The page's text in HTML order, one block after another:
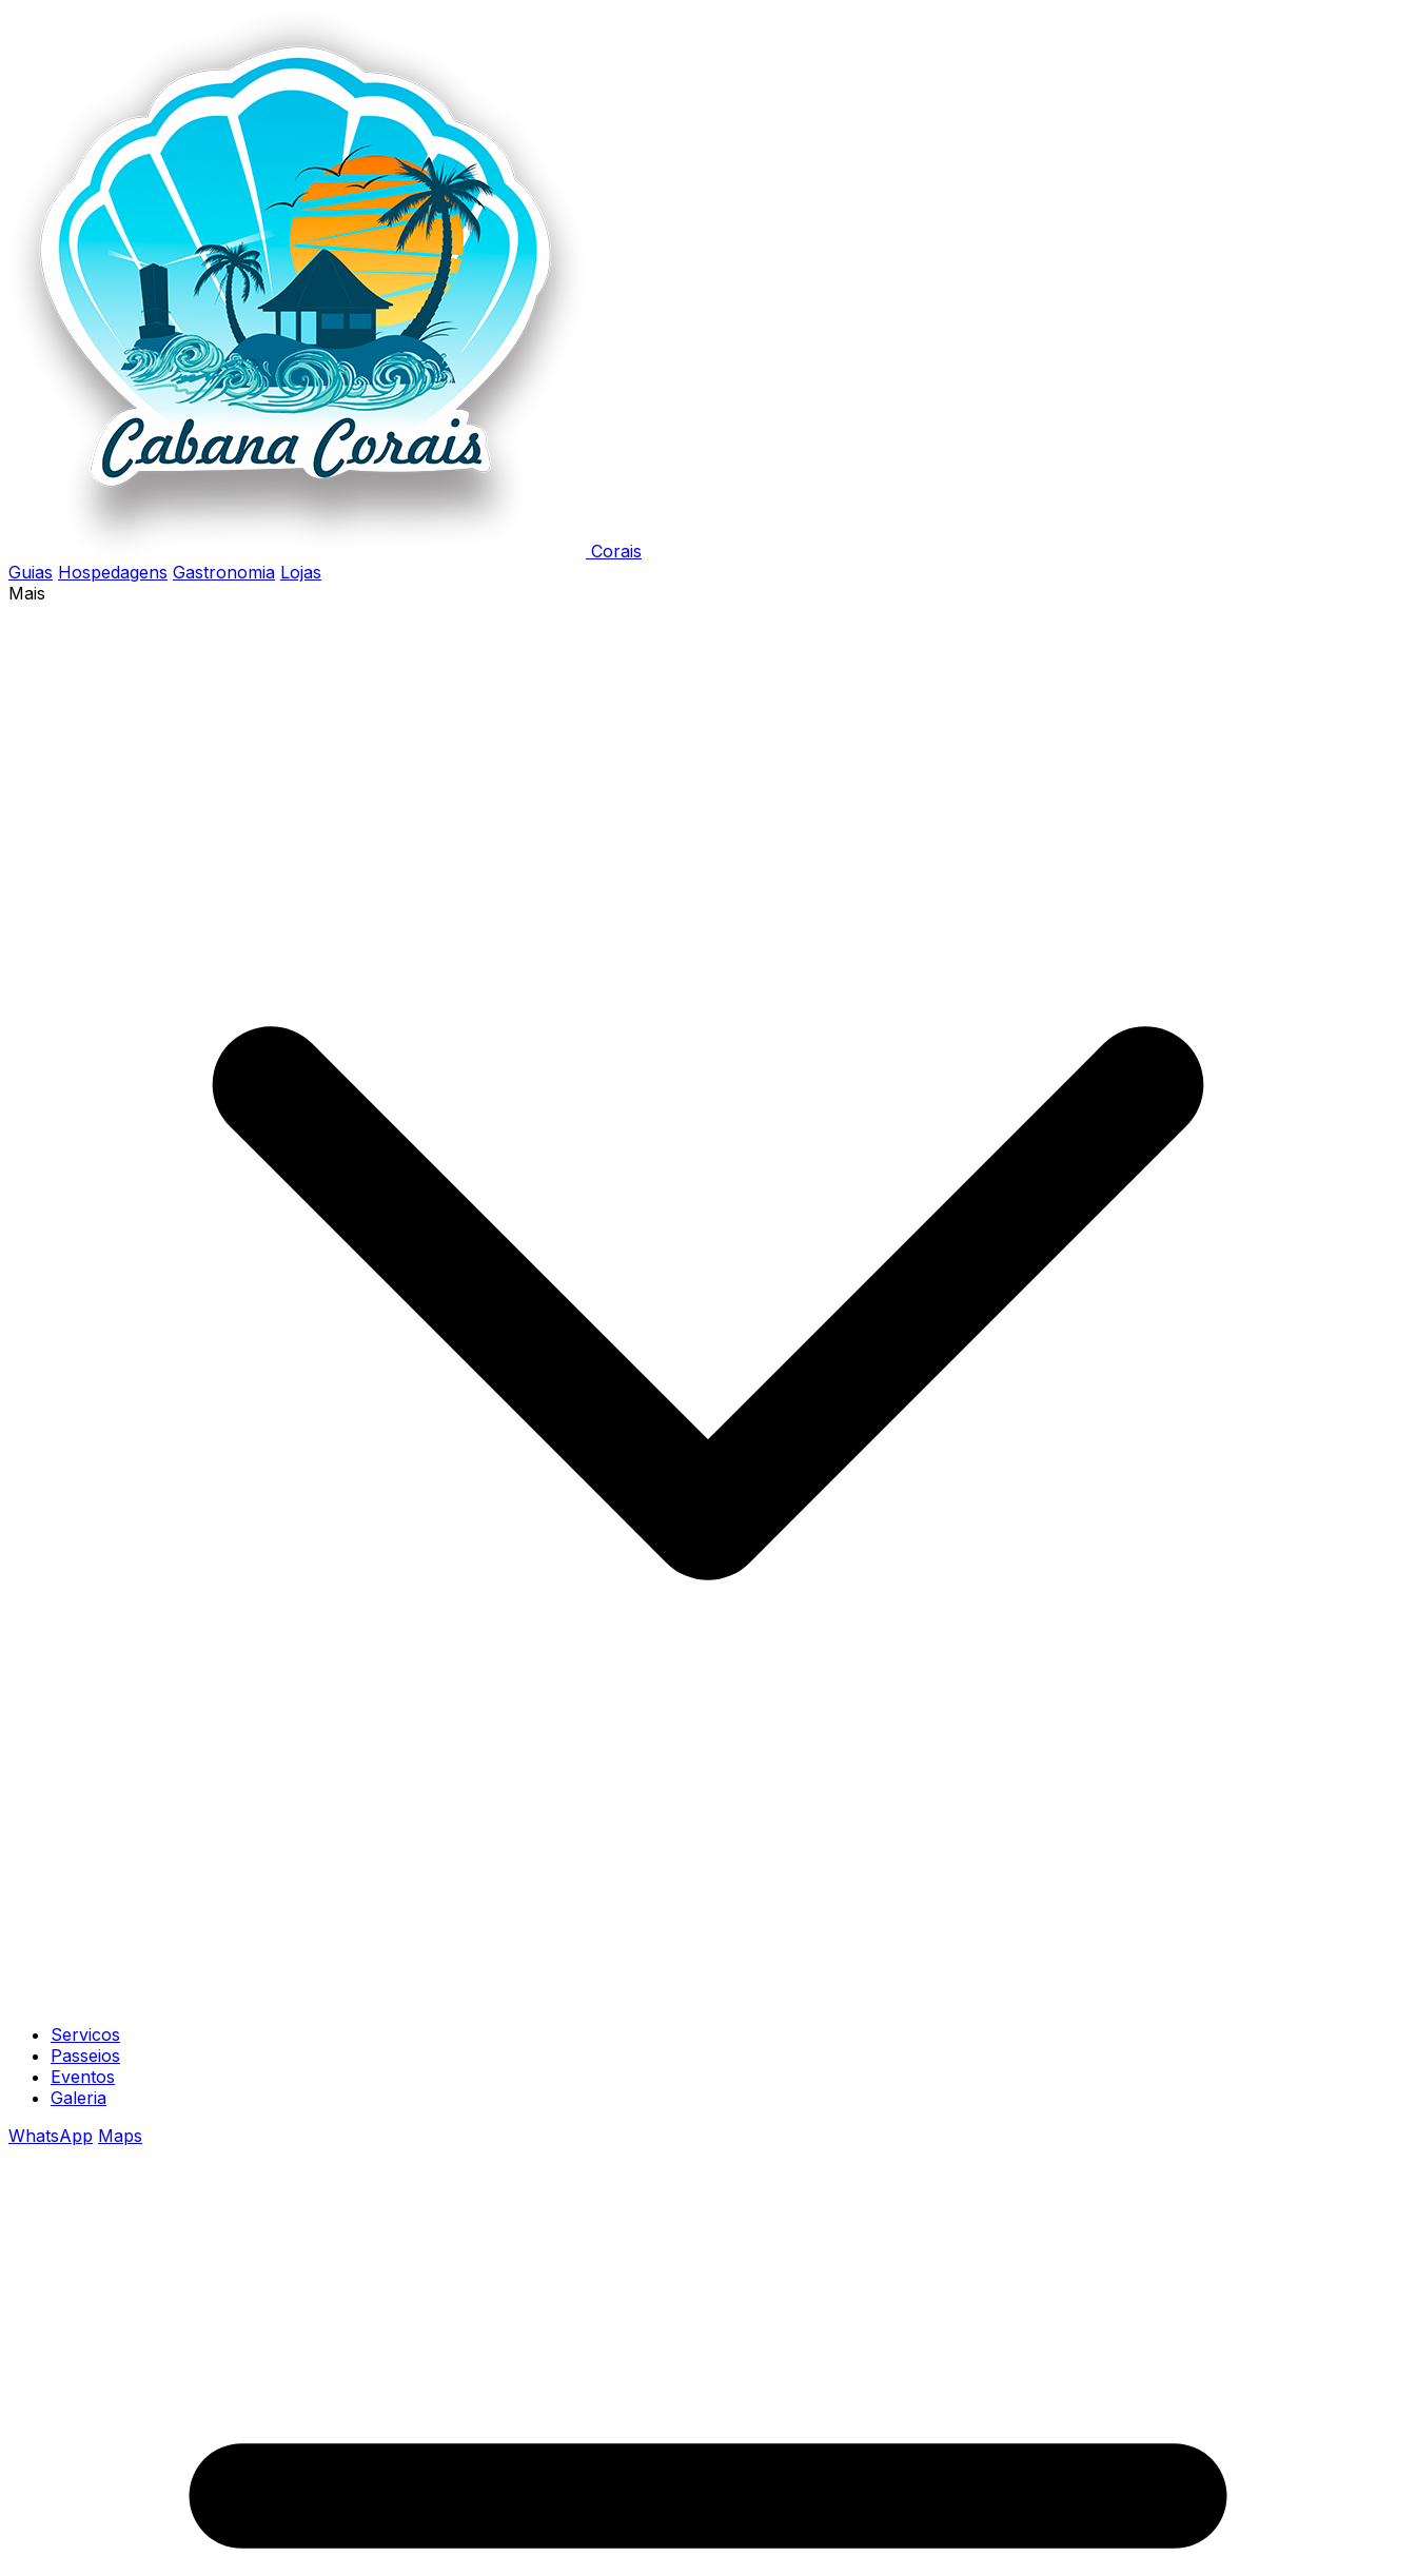
Corais
Guias Hospedagens Gastronomia Lojas
Mais
Servicos
Passeios
Eventos
Galeria
WhatsApp Maps